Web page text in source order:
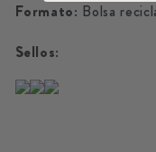
Formato: Bolsa
Sellos: